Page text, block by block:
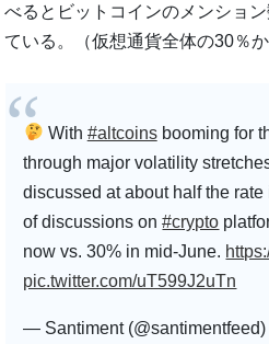
べるとビットコインのメンショ
ている。（仮想通貨全体の30％か
With #altcoinsbooming for
through major volatility
discussed at about half the
of discussions on#crypto
now vs. 30% in mid-June.
pic.twitter.com/uT599J2uTn
— Santiment (@santimentfeed)